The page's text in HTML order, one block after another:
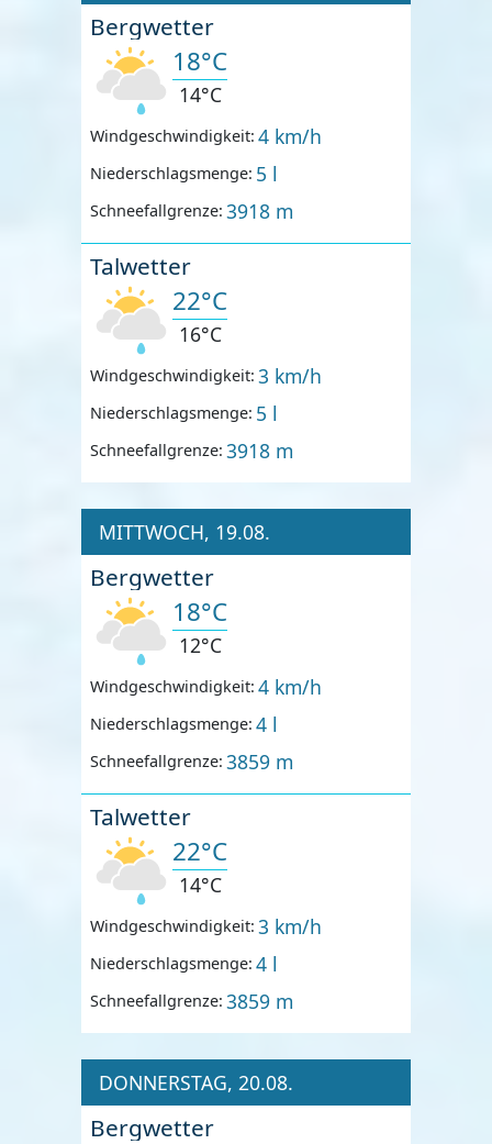
Bergwetter
18°C
14°C
Windgeschwindigkeit: 4 km/h
Niederschlagsmenge: 5 l
Schneefallgrenze: 3918 m
Talwetter
22°C
16°C
Windgeschwindigkeit: 3 km/h
Niederschlagsmenge: 5 l
Schneefallgrenze: 3918 m
MITTWOCH, 19.08.
Bergwetter
18°C
12°C
Windgeschwindigkeit: 4 km/h
Niederschlagsmenge: 4 l
Schneefallgrenze: 3859 m
Talwetter
22°C
14°C
Windgeschwindigkeit: 3 km/h
Niederschlagsmenge: 4 l
Schneefallgrenze: 3859 m
DONNERSTAG, 20.08.
Bergwetter